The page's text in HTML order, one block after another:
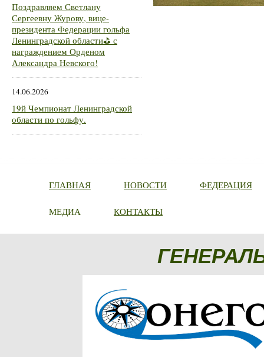
Поздравляем Светлану
Сергеевну Журову, вице-
президента Федерации гольфа
Ленинградской области⛳ с
награждением Орденом
Александра Невского!
14.06.2026
19й Чемпионат Ленинградской
области по гольфу.
ГЛАВНАЯ НОВОСТИ ФЕДЕРАЦИЯ
МЕДИА КОНТАКТЫ